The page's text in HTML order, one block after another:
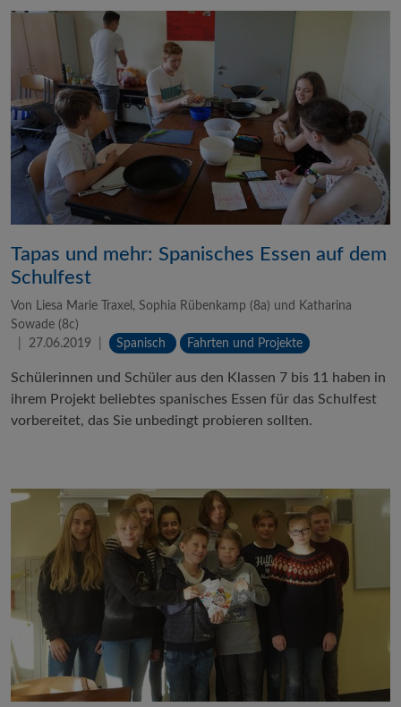
Tapas und mehr: Spanisches Essen auf dem
Schulfest
Von Liesa Marie Traxel, Sophia Rübenkamp (8a) und Katharina
Sowade (8c)
27.06.2019
Spanisch Fahrten und Projekte
Schülerinnen und Schüler aus den Klassen 7 bis 11 haben in
ihrem Projekt beliebtes spanisches Essen für das Schulfest
vorbereitet, das Sie unbedingt probieren sollten.